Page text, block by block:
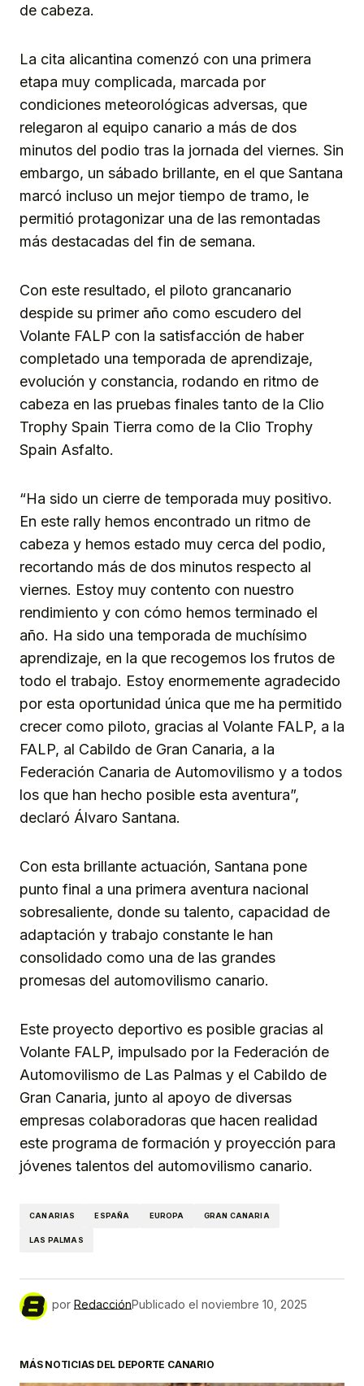
de cabeza.
La cita alicantina comenzó con una primera
etapa muy complicada, marcada por
condiciones meteorológicas adversas, que
relegaron al equipo canario a más de dos
minutos del podio tras la jornada del viernes. Sin
embargo, un sábado brillante, en el que Santana
marcó incluso un mejor tiempo de tramo, le
permitió protagonizar una de las remontadas
más destacadas del fin de semana.
Con este resultado, el piloto grancanario
despide su primer año como escudero del
Volante FALP con la satisfacción de haber
completado una temporada de aprendizaje,
evolución y constancia, rodando en ritmo de
cabeza en las pruebas finales tanto de la Clio
Trophy Spain Tierra como de la Clio Trophy
Spain Asfalto.
“Ha sido un cierre de temporada muy positivo.
En este rally hemos encontrado un ritmo de
cabeza y hemos estado muy cerca del podio,
recortando más de dos minutos respecto al
viernes. Estoy muy contento con nuestro
rendimiento y con cómo hemos terminado el
año. Ha sido una temporada de muchísimo
aprendizaje, en la que recogemos los frutos de
todo el trabajo. Estoy enormemente agradecido
por esta oportunidad única que me ha permitido
crecer como piloto, gracias al Volante FALP, a la
FALP, al Cabildo de Gran Canaria, a la
Federación Canaria de Automovilismo y a todos
los que han hecho posible esta aventura”,
declaró Álvaro Santana.
Con esta brillante actuación, Santana pone
punto final a una primera aventura nacional
sobresaliente, donde su talento, capacidad de
adaptación y trabajo constante le han
consolidado como una de las grandes
promesas del automovilismo canario.
Este proyecto deportivo es posible gracias al
Volante FALP, impulsado por la Federación de
Automovilismo de Las Palmas y el Cabildo de
Gran Canaria, junto al apoyo de diversas
empresas colaboradoras que hacen realidad
este programa de formación y proyección para
jóvenes talentos del automovilismo canario.
CANARIAS ESPAÑA EUROPA GRAN CANARIA
LAS PALMAS
por RedacciónPublicado el noviembre 10, 2025
MÁS NOTICIAS DEL DEPORTE CANARIO